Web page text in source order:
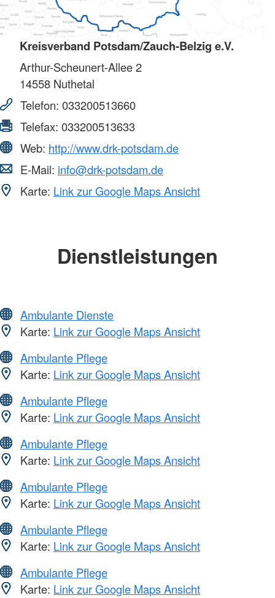
Kreisverband Potsdam/Zauch-Belzig e.V.
Arthur-Scheunert-Allee 2
14558 Nuthetal
Telefon: 033200513660
Telefax: 033200513633
Web: http://www.drk-potsdam.de
E-Mail: info@drk-potsdam.de
Karte: Link zur Google Maps Ansicht
Dienstleistungen
Ambulante Dienste
Karte: Link zur Google Maps Ansicht
Ambulante Pflege
Karte: Link zur Google Maps Ansicht
Ambulante Pflege
Karte: Link zur Google Maps Ansicht
Ambulante Pflege
Karte: Link zur Google Maps Ansicht
Ambulante Pflege
Karte: Link zur Google Maps Ansicht
Ambulante Pflege
Karte: Link zur Google Maps Ansicht
Ambulante Pflege
Karte: Link zur Google Maps Ansicht